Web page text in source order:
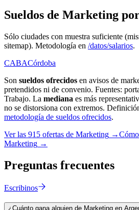
Sueldos de Marketing
Sólo ciudades con muestra suficiente
sitemap). Metodología en /datos/salarios.
CABACórdoba
Son sueldos ofrecidos en avisos de
pretendidos ni de convenio. Fuentes:
Trabajo. La mediana es más
no se distorsiona con extremos.
metodología de sueldos ofrecidos.
Ver las 915 ofertas de Marketing →
Marketing →
Preguntas frecuentes
Escribinos
¿Cuánto gana alguien de Marketing en